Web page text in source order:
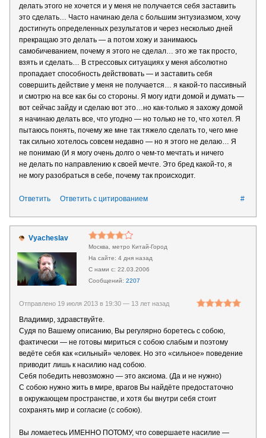
делать этого не хочется и у меня не получается себя заставить
это сделать… Часто начинаю дела с большим энтузиазмом, хочу
достигнуть определенных результатов и через несколько дней
прекращаю это делать — а потом хожу и занимаюсь
самобичеванием, почему я этого не сделал… это же так просто,
взять и сделать… В стрессовых ситуациях у меня абсолютно
пропадает способность действовать — и заставить себя
совершить действие у меня не получается… я какой-то пассивный
и смотрю на все как бы со стороны. Я могу идти домой и думать —
вот сейчас зайду и сделаю вот это…но как-только я захожу домой
я начинаю делать все, что угодно — но только не то, что хотел. Я
пытаюсь понять, почему же мне так тяжело сделать то, чего мне
так сильно хотелось совсем недавно — но я этого не делаю… Я
не понимаю (И я могу очень долго о чем-то мечтать и ничего
не делать по направлению к своей мечте. Это бред какой-то, я
не могу разобраться в себе, почему так происходит.
#
Ответить Ответить с цитированием
Vyacheslav
Москва, метро Китай-Город
4 дня назад
22.03.2006
2207
Отправлено 19 июля 2013 в 19:30 — 13 лет назад
Владимир, здравствуйте.
Судя по Вашему описанию, Вы регулярно боретесь с собою,
фактически — не готовы мириться с собою слабым и поэтому
ведёте себя как «сильный» человек. Но это «сильное» поведение
приводит лишь к насилию над собою.
Себя победить невозможно — это аксиома. (Да и не нужно)
С собою нужно жить в мире, врагов Вы найдёте предостаточно
в окружающем пространстве, и хотя бы внутри себя стоит
сохранять мир и согласие (с собою).
Вы ломаетесь ИМЕННО ПОТОМУ, что совершаете насилие —